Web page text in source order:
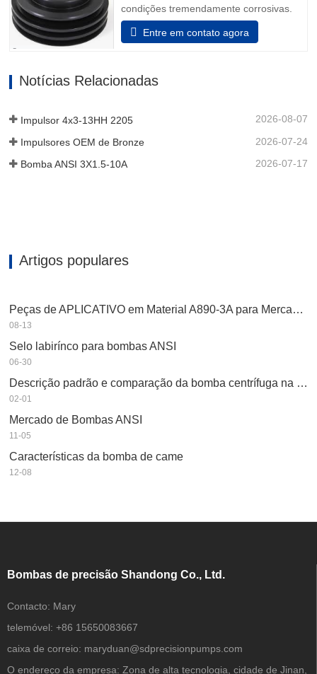
condições tremendamente corrosivas.
todos os elementos que incluem o
adaptador e a unidade de rolamento são
que o dispositivo auxiliar da unidade de
Entre em contato agora
Notícias Relacionadas
Impulsor 4x3-13HH 2205 2026-08-07
Impulsores OEM de Bronze 2026-07-24
Bomba ANSI 3X1.5-10A 2026-07-17
Artigos populares
Peças de APLICATIVO em Material A890-3A para Mercado Asiático
08-13
Selo labirínco para bombas ANSI
06-30
Descrição padrão e comparação da bomba centrífuga na indústria petroquímica
02-01
Mercado de Bombas ANSI
11-05
Características da bomba de came
12-08
Bombas de precisão Shandong Co., Ltd.
Contacto: Mary
telemóvel: +86 15650083667
caixa de correio: maryduan@sdprecisionpumps.com
O endereço da empresa: Zona de alta tecnologia, cidade de Jinan,